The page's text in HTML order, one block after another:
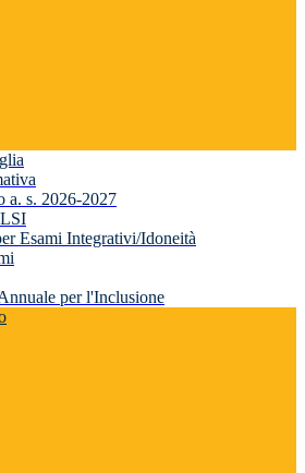
a. s. 2026-2027
Esami Integrativi/Idoneità
per l'Inclusione